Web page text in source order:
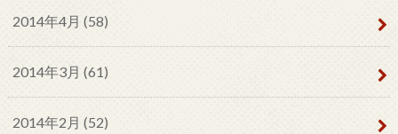
2014年4月 (58)
2014年3月 (61)
2014年2月 (52)